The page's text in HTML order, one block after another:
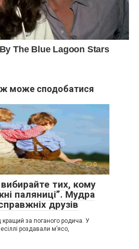
може сподобатися
0
тих, кому
паляниці”. Мудра
друзів
кращий за поганого родича. У
роздавали м’ясо,